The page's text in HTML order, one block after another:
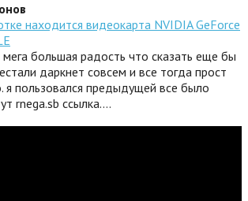
находится видеокарта NVIDIA GeForce
большая радость что сказать еще бы
даркнет совсем и все тогда прост
я пользовался предыдущей все было
rnega.sb ссылка.…